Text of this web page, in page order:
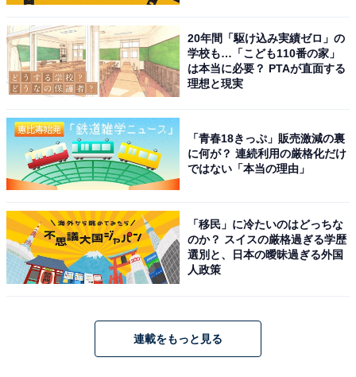
ケンウッド「MDV-M911HDF」
ケンウッド(Kenwood)カーナビ 彩速 9インチ MDV-
M911HDF 「Apple CarPlay」「Android Auto」対応 ワ
イヤレスミラーリング 安心の日本製 フローティング
Amazonで見る
ケンウッド「MDV-M910HDF」
20年間「駆け込み実績ゼロ」の
学校も…「こども110番の家」
は本当に必要？ PTAが直面する
理想と現実
「青春18きっぷ」販売激減の裏
に何が？ 連続利用の厳格化だけ
ではない「本当の理由」
「移民」に冷たいのはどっちな
のか？ スイスの厳格過ぎる学歴
選別と、日本の曖昧過ぎる外国
人政策
連載をもっと見る